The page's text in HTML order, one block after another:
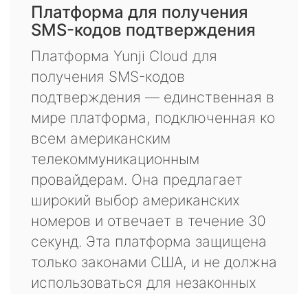
Платформа для получения
SMS-кодов подтверждения
Платформа Yunji Cloud для
получения SMS-кодов
подтверждения — единственная в
мире платформа, подключенная ко
всем американским
телекоммуникационным
провайдерам. Она предлагает
широкий выбор американских
номеров и отвечает в течение 30
секунд. Эта платформа защищена
только законами США, и не должна
использоваться для незаконных